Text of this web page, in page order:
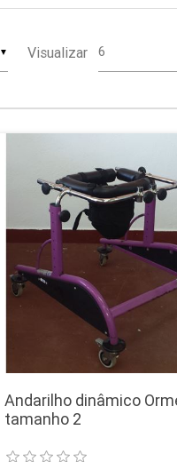
▼ Visualizar
Andarilho dinâmico
tamanho 2